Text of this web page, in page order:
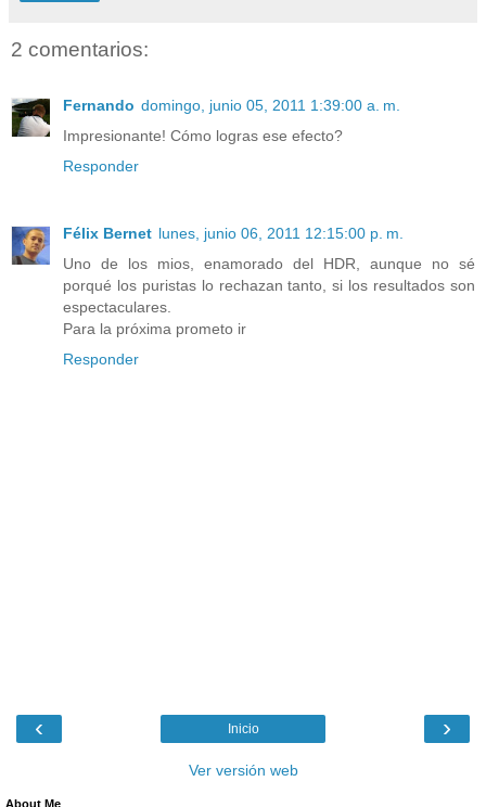
2 comentarios:
Fernando domingo, junio 05, 2011 1:39:00 a. m.
Impresionante! Cómo logras ese efecto?
Responder
Félix Bernet lunes, junio 06, 2011 12:15:00 p. m.
Uno de los mios, enamorado del HDR, aunque no sé
porqué los puristas lo rechazan tanto, si los resultados son
espectaculares.
Para la próxima prometo ir
Responder
‹ ›
Inicio
Ver versión web
About Me